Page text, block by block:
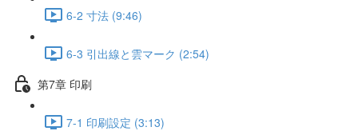
6-2 ⼨法 (9:46)
6-3 引出線と雲マーク (2:54)
第7章 印刷
7-1 印刷設定 (3:13)